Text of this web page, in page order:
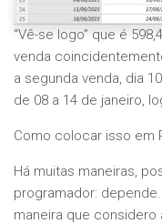
“Vê-se logo” que é
venda
a segunda venda, dia
de 08 a 14 de janeiro,
Como colocar isso em
Há muitas maneiras,
programador:
maneira que considero